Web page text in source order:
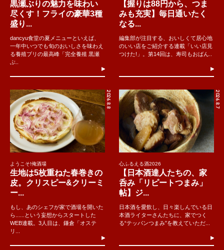
黒瀬ぶりの魅力を味わい
尽くす！フライの豪華3種
盛り...
dancyu食堂の夏メニューといえば、
一年中いつでも旬のおいしさを味わえ
る養殖ブリの最高峰「完全養殖 黒瀬
ぶ..
【握りは88円から、つま
みも充実】毎日通いたく
なる...
編集部が注目する、おいしくて居心地
のいい店をご紹介する連載「いい店見
つけた!」。第14回は、寿司もおばん..
2026.8.8
ようこそ!俺酒場
生地は5枚重ねた春巻きの
皮。クリスピー&クリーミ
ー...
もし、あのシェフが家で酒場を開いた
ら......という妄想からスタートした
WEB連載。3人目は、鎌倉「オステ
リ...
2026.8.7
心ふるえる酒2026
【日本酒達人たちの、家
呑み「リピートつまみ」
帖】ジ...
日本酒を愛飲し、日々楽しんでいる日
本酒ライターさんたちに、家でつく
る“テッパンつまみ”を教えていただ...